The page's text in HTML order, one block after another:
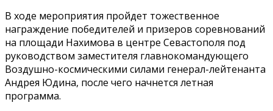
В ходе мероприятия пройдет тожественное
награждение победителей и призеров соревнований
на площади Нахимова в центре Севастополя под
руководством заместителя главнокомандующего
Воздушно-космическими силами генерал-лейтенанта
Андрея Юдина, после чего начнется летная
программа.